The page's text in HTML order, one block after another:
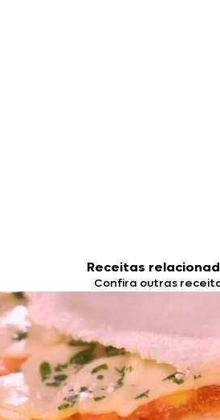
Receitas
Confira outras